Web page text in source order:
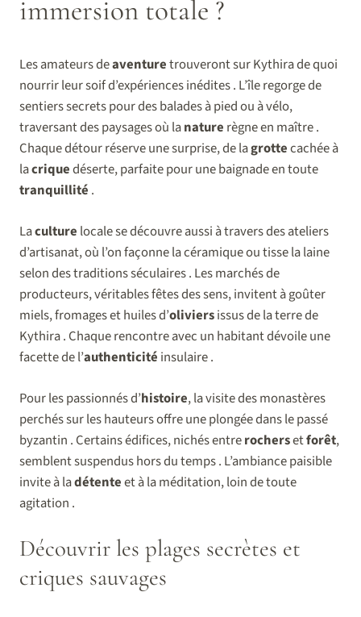
immersion totale ?
Les amateurs deaventuretrouveront sur Kythira de quoi
nourrir leur soif d’expériences inédites . L’île regorge de
sentiers secrets pour des balades à pied ou à vélo,
traversant des paysages où lanature règne en maître .
Chaque détour réserve une surprise, de lagrottecachée à
lacriquedéserte, parfaite pour une baignade en toute
tranquillité .
Laculture locale se découvre aussi à travers des ateliers
d’artisanat, où l’on façonne la céramique ou tisse la laine
selon des traditions séculaires . Les marchés de
producteurs, véritables fêtes des sens, invitent à goûter
miels, fromages et huiles d’oliviersissus de la terre de
Kythira . Chaque rencontre avec un habitant dévoile une
facette de l’authenticité insulaire .
Pour les passionnés d’histoire, la visite des monastères
perchés sur les hauteurs offre une plongée dans le passé
byzantin . Certains édifices, nichés entrerochersetforêt,
semblent suspendus hors du temps . L’ambiance paisible
invite à ladétenteet à la méditation, loin de toute
agitation .
Découvrir les plages secrètes et
criques sauvages